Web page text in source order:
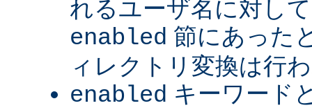
れるユーザ名に対し
enabled 節にあった
ィレクトリ変換は行
enabled キーワード